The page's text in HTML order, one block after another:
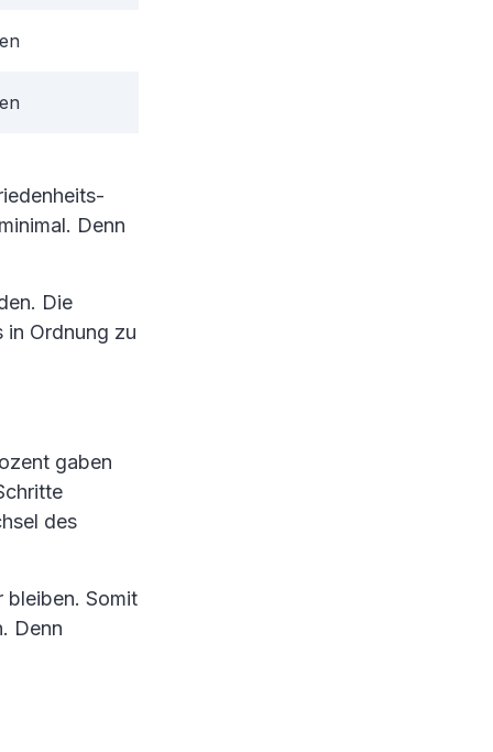
Denn
Die
in Ordnung zu
gaben
des
bleiben. Somit
Denn